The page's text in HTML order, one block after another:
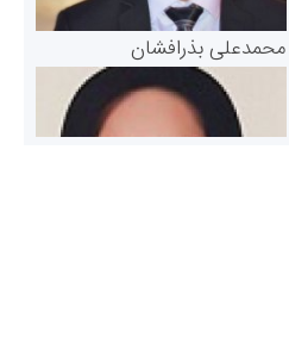
محمدعلی بذرافشان